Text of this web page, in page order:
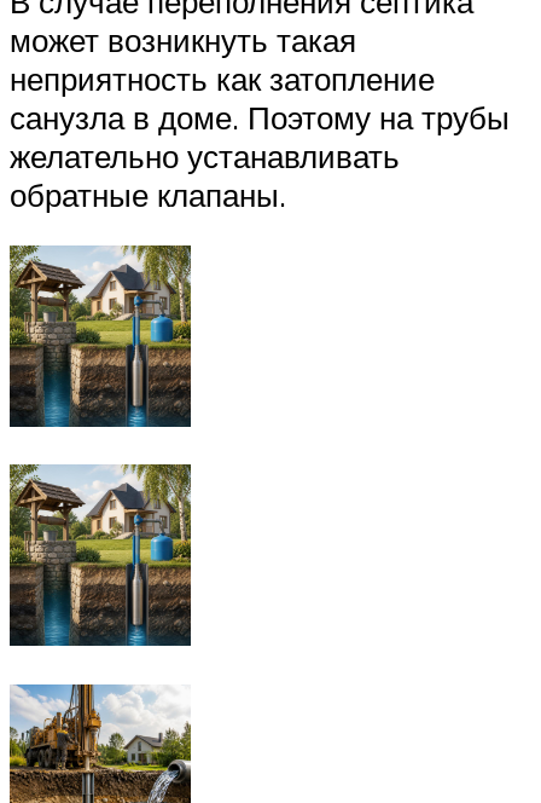
может возникнуть такая
неприятность как затопление
санузла в доме. Поэтому на трубы
желательно устанавливать
обратные клапаны.